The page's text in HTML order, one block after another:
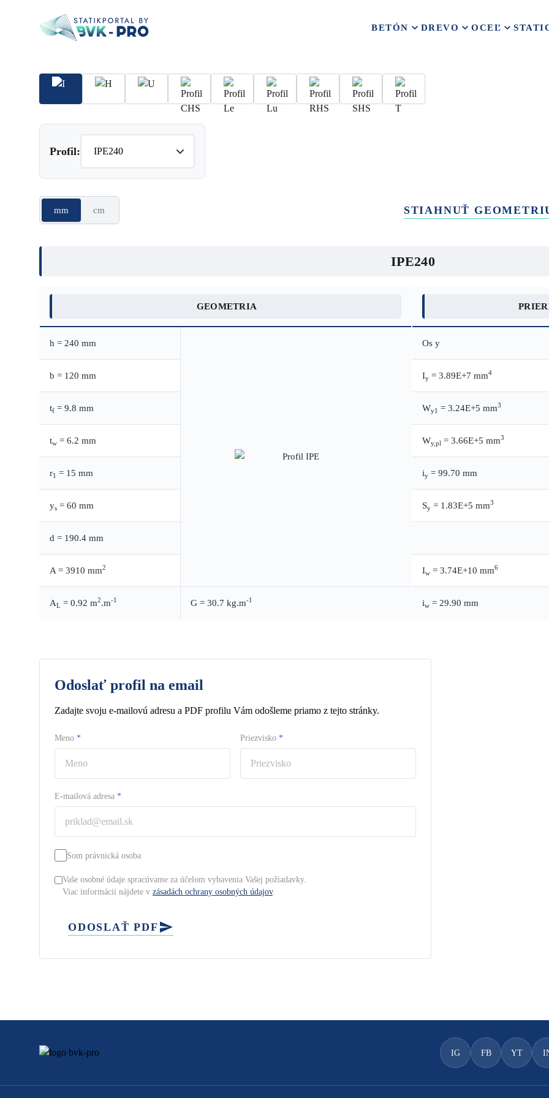
BETÓN DREVO OCEĽ
Profil:
mm cm STIAHNUŤ
IPE240
GEOMETRIA
h = 240 mm
b = 120 mm
tf = 9.8 mm
tw = 6.2 mm
r1 = 15 mm
ys = 60 mm
d = 190.4 mm
A = 3910 mm2
AL = 0.92 m2.m-1 G = 30.7 kg.m-1
Os y
Iy = 3.89E+7 mm4
Wy1 = 3.24E+5 mm3
Wy,pl = 3.66E+5 mm3
iy = 99.70 mm
Sy = 1.83E+5 mm3
Iw = 3.74E+10 mm6
iw = 29.90 mm
Odoslať profil na email
Zadajte svoju e-mailovú adresu a PDF profilu Vám odošleme priamo z tejto stránky.
Meno * Priezvisko *
E-mailová adresa *
Som právnická osoba
Vaše osobné údaje spracúvame za účelom vybavenia Vašej požiadavky.
Viac informácií nájdete v zásadách ochrany osobných údajov.
ODOSLAŤ PDF
IG FB YT